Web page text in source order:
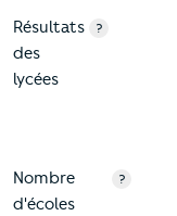
Résultats
des
lycées
?
Nombre
d'écoles
?